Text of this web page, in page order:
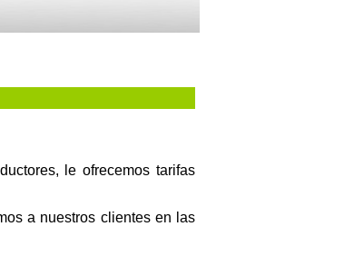
le ofrecemos tarifas
a nuestros clientes en las